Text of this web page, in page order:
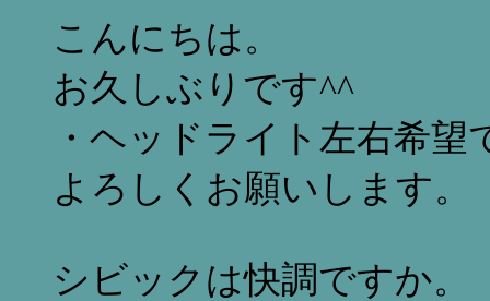
こんにちは。
お久しぶりです^^
・ヘッドライト左右希望
よろしくお願いします。
シビックは快調ですか。